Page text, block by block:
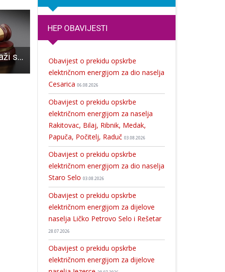
Grad Gospić traži suce porotnike Općinskog suda u Gospiću- natječaj traje do 14.rujna Danko Ivšinović osvojio nagradu na velikom međunarodnom natječaju aforističara
HEP OBAVIJESTI
Obavijest o prekidu opskrbe
električnom energijom za dio naselja
Cesarica 06.08.2026
Obavijest o prekidu opskrbe
električnom energijom za naselja
Rakitovac, Bilaj, Ribnik, Medak,
Papuča, Počitelj, Raduč 03.08.2026
Obavijest o prekidu opskrbe
električnom energijom za dio naselja
Staro Selo 03.08.2026
Obavijest o prekidu opskrbe
električnom energijom za dijelove
naselja Ličko Petrovo Selo i Rešetar
28.07.2026
Obavijest o prekidu opskrbe
električnom energijom za dijelove